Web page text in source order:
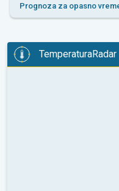
Prognoza za opasno
TemperaturaRadar